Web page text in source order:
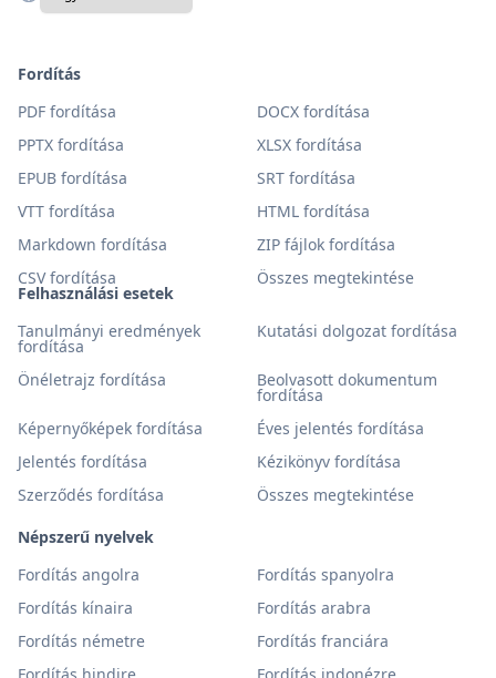
Felhasználási esetek
Tanulmányi eredmények
fordítása
Kutatási dolgozat fordítása
Önéletrajz fordítása Beolvasott dokumentum
fordítása
Képernyőképek fordítása
Éves jelentés fordítása
Jelentés fordítása
Kézikönyv fordítása
Szerződés fordítása
Összes megtekintése
Népszerű nyelvek
Fordítás angolra
Fordítás spanyolra
Fordítás kínaira
Fordítás arabra
Fordítás németre
Fordítás franciára
Fordítás
PDF fordítása
DOCX fordítása
PPTX fordítása
XLSX fordítása
EPUB fordítása
SRT fordítása
VTT fordítása
HTML fordítása
Markdown fordítása
ZIP fájlok fordítása
CSV fordítása
Összes megtekintése